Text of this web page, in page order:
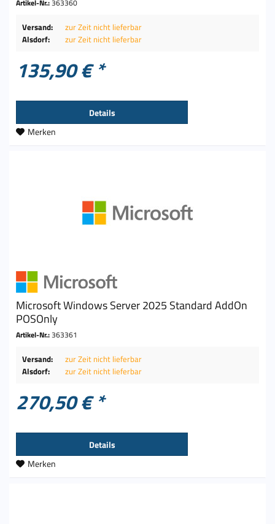
Artikel-Nr.:363360
Versand:
zur Zeit nicht lieferbar
Alsdorf:
zur Zeit nicht lieferbar
135,90 € *
Details
Merken
Microsoft Windows Server 2025 Standard AddOn
POSOnly
Artikel-Nr.:363361
Versand:
zur Zeit nicht lieferbar
Alsdorf:
zur Zeit nicht lieferbar
270,50 € *
Details
Merken